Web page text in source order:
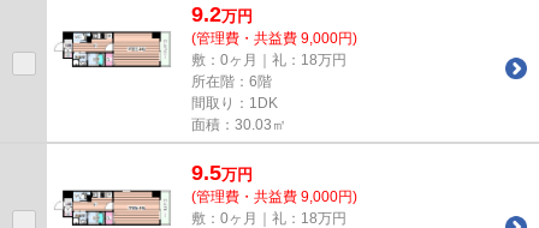
9.2万円
(管理費・共益費 9,000円)
敷：0ヶ月｜礼：18万円
所在階：6階
間取り：1DK
面積：30.03㎡
9.5万円
(管理費・共益費 9,000円)
敷：0ヶ月｜礼：18万円